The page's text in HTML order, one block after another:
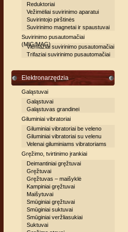
Reduktoriai
Vežimėliai suvirinimo aparatui
Suvirintojo pirštinės
Suvirinimo magnetai ir spaustuvai
Suvirinimo pusautomačiai
(MIG/MAG)
Vienfaziai suvirinimo pusautomačiai
Trifaziai suvirinimo pusautomačiai
Elektronarzędzia
Galąstuvai
Galąstuvai
Galąstuvas grandinei
Giluminiai vibratoriai
Giluminiai vibratoriai be veleno
Giluminiai vibratoriai su velenu
Velenai giluminiams vibratoriams
Gręžimo, tvirtinimo įrankiai
Deimantiniai gręžtuvai
Gręžtuvai
Gręžtuvas – maišyklė
Kampiniai gręžtuvai
Maišytuvai
Smūginiai gręžtuvai
Smūginiai suktuvai
Smūginiai veržliasukiai
Suktuvai